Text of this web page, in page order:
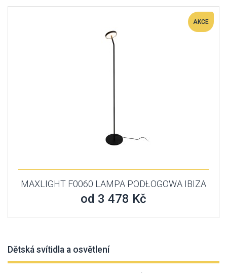
AKCE
MAXLIGHT F0060 LAMPA PODŁOGOWA IBIZA
od 3 478 Kč
Dětská svítidla a osvětlení